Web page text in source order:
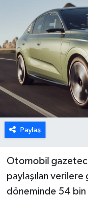
Paylaş
Otomobil
paylaşılan
döneminde 54
Eğitim
Ekonomi
Emet
Foto Galeri
Gediz
Genel
Gündem
Hisarcık